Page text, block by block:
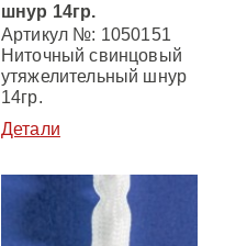
шнур 14гр.
Артикул №: 1050151
Ниточный свинцовый
утяжелительный шнур
14гр.
Детали